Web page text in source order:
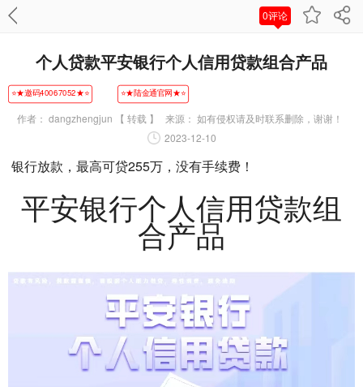
0评论
个人贷款平安银行个人信用贷款组合产品
⭐★邀码40067052★⭐ ⭐★陆金通官网★⭐
作者： dangzhengjun 【 转载 】 来源： 如有侵权请及时联系删除，谢谢！
2023-12-10
银行放款，最高可贷255万，没有手续费！
平安银行个人信用贷款组
合产品